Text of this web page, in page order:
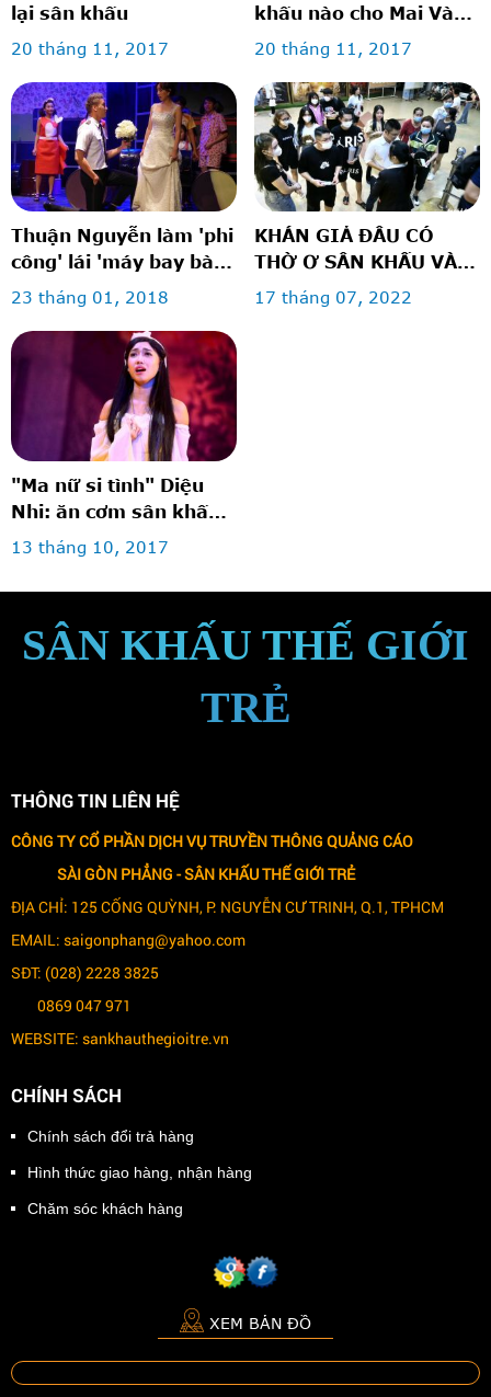
lại sân khấu
20 tháng 11, 2017
khấu nào cho Mai Vàng
2017?
20 tháng 11, 2017
Thuận Nguyễn làm 'phi
công' lái 'máy bay bà
già' Thu Trang
23 tháng 01, 2018
KHÁN GIẢ ĐÂU CÓ
THỜ Ơ SÂN KHẤU VÀ
RẠP PHIM
17 tháng 07, 2022
"Ma nữ si tình" Diệu
Nhi: ăn cơm sân khấu
để diễn bi hài
13 tháng 10, 2017
SÂN KHẤU THẾ GIỚI
TRẺ
THÔNG TIN LIÊN HỆ
CÔNG TY CỔ PHẦN DỊCH VỤ TRUYỀN THÔNG QUẢNG CÁO
SÀI GÒN PHẲNG -SÂN KHẤU THẾ GIỚI TRẺ
ĐỊA CHỈ: 125 CỐNG QUỲNH, P. NGUYỄN CƯ TRINH, Q.1, TPHCM
EMAIL: saigonphang@yahoo.com
SĐT: (028) 2228 3825
0869 047 971
WEBSITE: sankhauthegioitre.vn
CHÍNH SÁCH
Chính sách đổi trả hàng
Hình thức giao hàng, nhận hàng
Chăm sóc khách hàng
XEM BẢN ĐỒ